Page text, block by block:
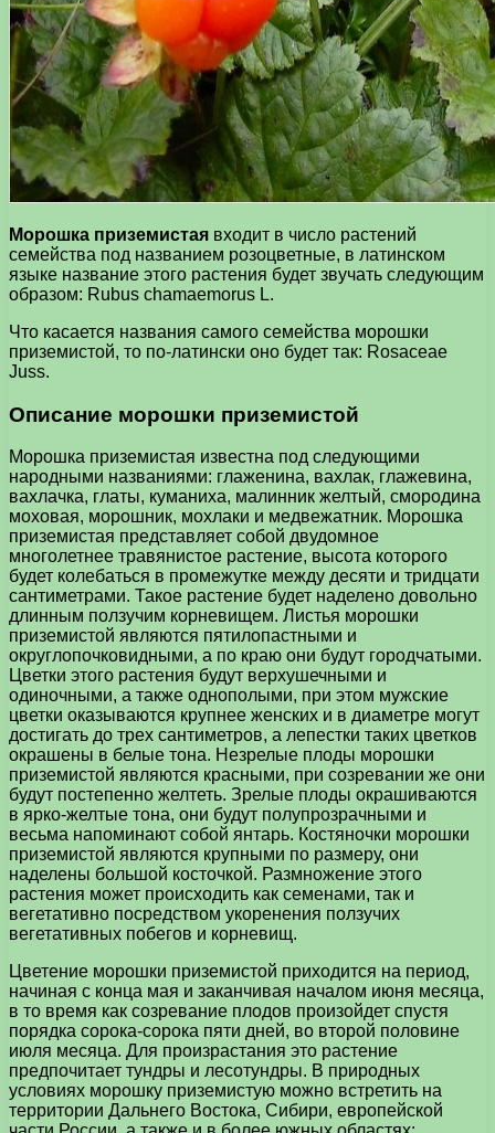
Морошка приземистая входит в число растений
семейства под названием розоцветные, в латинском
языке название этого растения будет звучать следующим
образом: Rubus chamaemorus L.
Что касается названия самого семейства морошки
приземистой, то по-латински оно будет так: Rosaceae
Juss.
Описание морошки приземистой
Морошка приземистая известна под следующими
народными названиями: глаженина, вахлак, глажевина,
вахлачка, глаты, куманиха, малинник желтый, смородина
моховая, морошник, мохлаки и медвежатник. Морошка
приземистая представляет собой двудомное
многолетнее травянистое растение, высота которого
будет колебаться в промежутке между десяти и тридцати
сантиметрами. Такое растение будет наделено довольно
длинным ползучим корневищем. Листья морошки
приземистой являются пятилопастными и
округлопочковидными, а по краю они будут городчатыми.
Цветки этого растения будут верхушечными и
одиночными, а также однополыми, при этом мужские
цветки оказываются крупнее женских и в диаметре могут
достигать до трех сантиметров, а лепестки таких цветков
окрашены в белые тона. Незрелые плоды морошки
приземистой являются красными, при созревании же они
будут постепенно желтеть. Зрелые плоды окрашиваются
в ярко-желтые тона, они будут полупрозрачными и
весьма напоминают собой янтарь. Костяночки морошки
приземистой являются крупными по размеру, они
наделены большой косточкой. Размножение этого
растения может происходить как семенами, так и
вегетативно посредством укоренения ползучих
вегетативных побегов и корневищ.
Цветение морошки приземистой приходится на период,
начиная с конца мая и заканчивая началом июня месяца,
в то время как созревание плодов произойдет спустя
порядка сорока-сорока пяти дней, во второй половине
июля месяца. Для произрастания это растение
предпочитает тундры и лесотундры. В природных
условиях морошку приземистую можно встретить на
территории Дальнего Востока, Сибири, европейской